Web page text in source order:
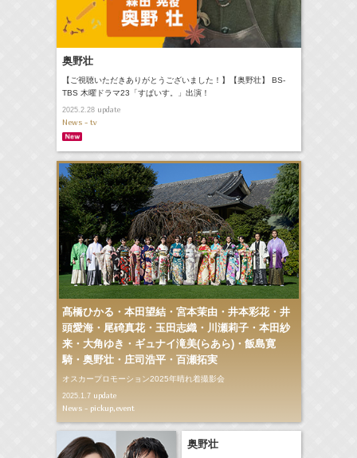
奥野壮
【ご視聴いただきありがとうございました！】【奥野壮】 BS-
TBS 木曜ドラマ23「すぱいす。」出演！
2025.2.28update
News - tv
髙橋ひかる・本田望結・宮本茉由・井本彩花・井
頭愛海・尾碕真花・玉田志織・川瀬莉子・本田紗
来・大角ゆき・ギュナイ滝美(らあら)・飯島寛
騎・奥野壮・庄司浩平・百瀬拓実
オスカープロモーション2025年晴れ着撮影会
2025.1.7update
News - pickup,event
奥野壮